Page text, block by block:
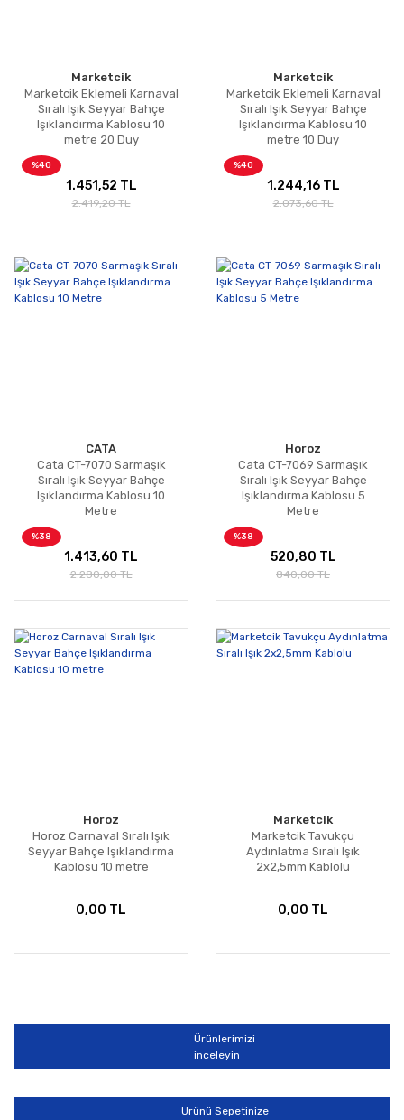
Marketcik
Marketcik Eklemeli Karnaval
Sıralı Işık Seyyar Bahçe
Işıklandırma Kablosu 10
metre 20 Duy
%40
1.451,52 TL
2.419,20 TL
Marketcik
Marketcik Eklemeli Karnaval
Sıralı Işık Seyyar Bahçe
Işıklandırma Kablosu 10
metre 10 Duy
%40
1.244,16 TL
2.073,60 TL
CATA
Cata CT-7070 Sarmaşık
Sıralı Işık Seyyar Bahçe
Işıklandırma Kablosu 10
Metre
%38
1.413,60 TL
2.280,00 TL
Horoz
Cata CT-7069 Sarmaşık
Sıralı Işık Seyyar Bahçe
Işıklandırma Kablosu 5
Metre
%38
520,80 TL
840,00 TL
Horoz
Horoz Carnaval Sıralı Işık
Seyyar Bahçe Işıklandırma
Kablosu 10 metre
0,00 TL
Marketcik
Marketcik Tavukçu
Aydınlatma Sıralı Işık
2x2,5mm Kablolu
0,00 TL
Ürünlerimizi
inceleyin
Ürünü Sepetinize